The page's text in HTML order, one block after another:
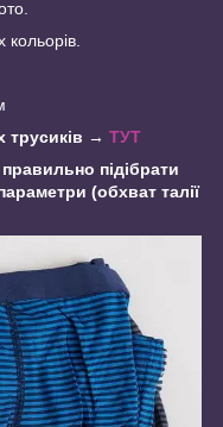
трусиків → ТУТ
підібрати
(обхват талії